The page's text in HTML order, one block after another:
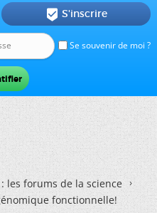
Se souvenir de moi ?
 S'inscrire
les forums de la science
fonctionnelle!